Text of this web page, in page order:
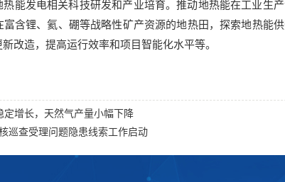
能发电相关科技研发和产业培育。推动地热能在工业生
富含锂、氦、硼等战略性矿产资源的地热田，探索地热能
改造，提高运行效率和项目智能化水平等。
定增长，天然气产量小幅下降
巡查受理问题隐患线索工作启动